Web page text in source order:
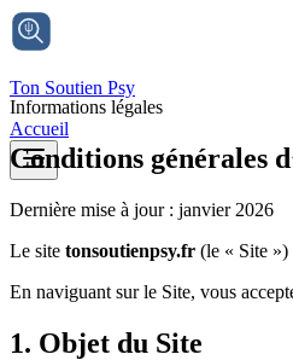
Ton Soutien Psy
Accueil
Informations légales
Conditions générales
Dernière mise à jour : janvier 2026
Le site tonsoutienpsy.fr (le « Site »)
En naviguant sur le Site, vous
1. Objet du Site